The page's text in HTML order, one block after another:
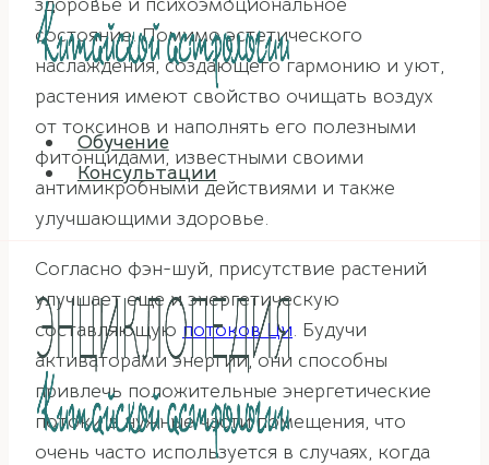
Обучение
Консультации
состояние. Помимо эстетического
наслаждения, создающего гармонию и уют,
растения имеют свойство очищать воздух
от токсинов и наполнять его полезными
фитонцидами, известными своими
антимикробными действиями и также
улучшающими здоровье.
Согласно фэн-шуй, присутствие растений
улучшает еще и энергетическую
составляющую потоков Ци. Будучи
активаторами энергии, они способны
привлечь положительные энергетические
потоки в нужные части помещения, что
очень часто используется в случаях, когда